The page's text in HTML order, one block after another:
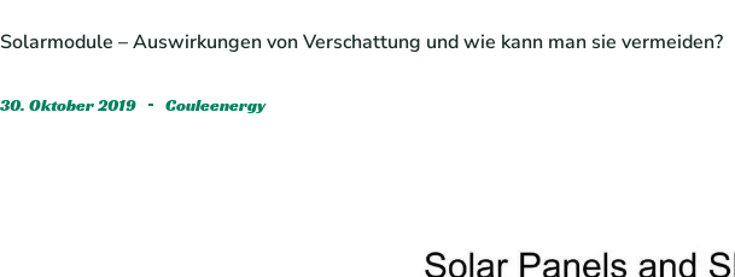
Solarmodule – Auswirkungen von Verschattung und wie kann man sie vermeiden?
30. Oktober 2019 Couleenergy